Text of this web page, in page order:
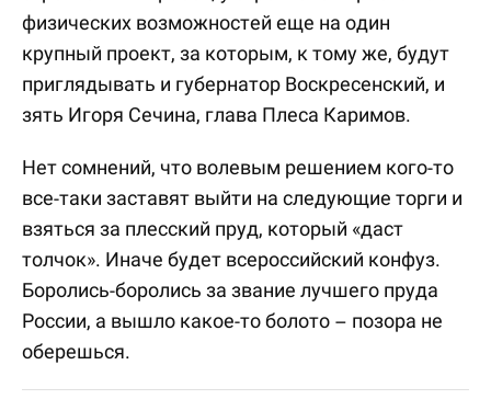
физических возможностей еще на один
крупный проект, за которым, к тому же, будут
приглядывать и губернатор Воскресенский, и
зять Игоря Сечина, глава Плеса Каримов.
Нет сомнений, что волевым решением кого-то
все-таки заставят выйти на следующие торги и
взяться за плесский пруд, который «даст
толчок». Иначе будет всероссийский конфуз.
Боролись-боролись за звание лучшего пруда
России, а вышло какое-то болото – позора не
оберешься.